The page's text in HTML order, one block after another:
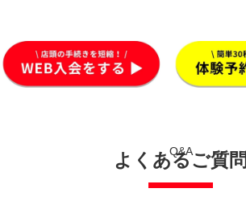
Q&A
よくあるご質問